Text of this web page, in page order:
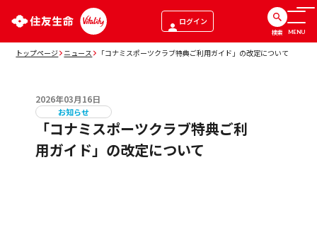
ログイン
検索 MENU
トップページ ニュース 「コナミスポーツクラブ特典ご利用ガイド」の改定について
2026年03月16日
お知らせ
「コナミスポーツクラブ特典ご利
用ガイド」の改定について